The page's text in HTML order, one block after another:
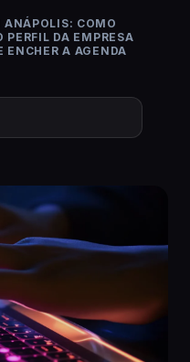
ANÁPOLIS: COMO
DA EMPRESA
ENCHER A AGENDA